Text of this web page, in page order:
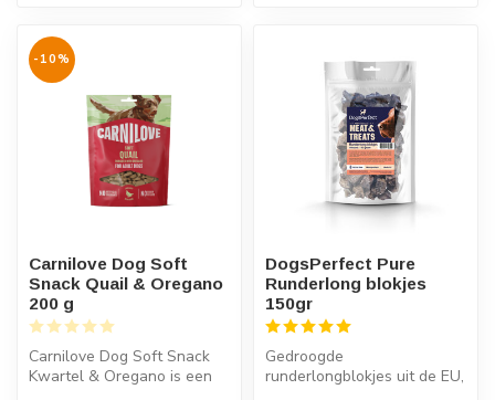
-10%
Carnilove Dog Soft
Snack Quail & Oregano
200 g
Carnilove Dog Soft Snack
Kwartel & Oregano is een
DogsPerfect Pure
Runderlong blokjes
150gr
Gedroogde
runderlongblokjes uit de EU,